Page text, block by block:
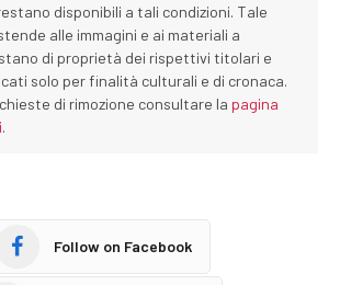
disponibili a tali condizioni. Tale
alle immagini e ai materiali a
di proprietà dei rispettivi titolari e
solo per finalità culturali e di cronaca.
di rimozione consultare la pagina
.
Follow on Facebook